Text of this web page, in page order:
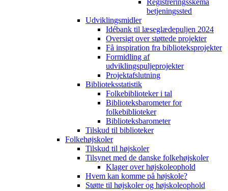
Registreringsskema
betjeningssted
Udviklingsmidler
Idébank til læseglædepuljen 2024
Oversigt over støttede projekter
Få inspiration fra biblioteksprojekter
Formidling af
udviklingspuljeprojekter
Projektafslutning
Biblioteksstatistik
Folkebiblioteker i tal
Biblioteksbarometer for
folkebiblioteker
Biblioteksbarometer
Tilskud til biblioteker
Folkehøjskoler
Tilskud til højskoler
Tilsynet med de danske folkehøjskoler
Klager over højskoleophold
Hvem kan komme på højskole?
Støtte til højskoler og højskoleophold